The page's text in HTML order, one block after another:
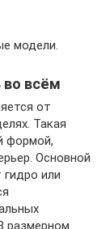
модели.
во всём
от
Такая
формой,
Основной
или
размерном